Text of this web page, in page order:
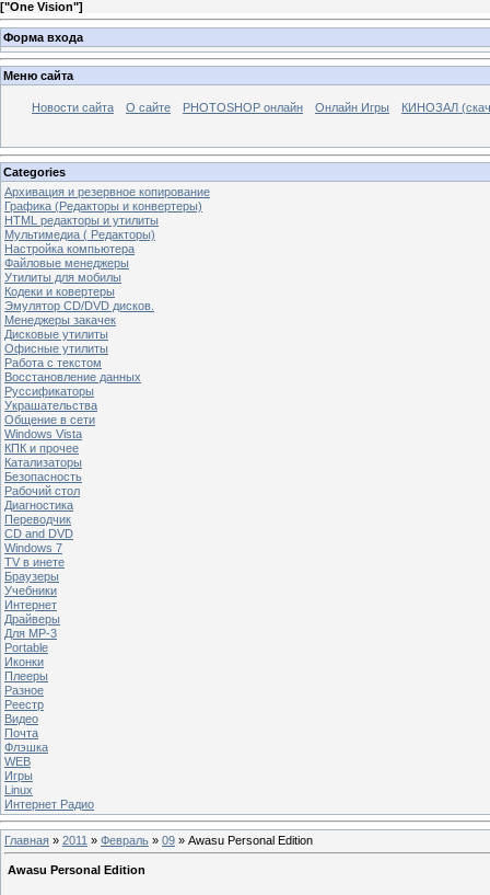
["One Vision"]
Форма входа
Меню сайта
Новости сайта О сайте PHOTOSHOP онлайн Онлайн Игры КИНОЗАЛ
Categories
Архивация и резервное копирование
Графика (Редакторы и конвертеры)
HTML редакторы и утилиты
Мультимедиа ( Редакторы)
Настройка компьютера
Файловые менеджеры
Утилиты для мобилы
Кодеки и ковертеры
Эмулятор CD/DVD дисков.
Менеджеры закачек
Дисковые утилиты
Офисные утилиты
Работа с текстом
Восстановление данных
Руссификаторы
Украшательства
Общение в сети
Windows Vista
КПК и прочее
Катализаторы
Безопасность
Рабочий стол
Диагностика
Переводчик
CD and DVD
Windows 7
TV в инете
Браузеры
Учебники
Интернет
Драйверы
Для MP-3
Portable
Иконки
Плееры
Разное
Реестр
Видео
Почта
Флэшка
WEB
Игры
Linux
Интернет Радио
Главная » 2011 » Февраль » 09 » Awasu Personal Edition
Awasu Personal Edition